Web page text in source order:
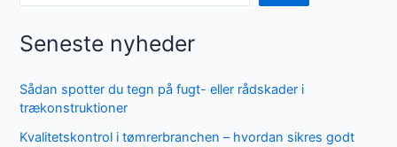
Seneste nyheder
Sådan spotter du tegn på fugt- eller rådskader i
trækonstruktioner
Kvalitetskontrol i tømrerbranchen – hvordan sikres godt